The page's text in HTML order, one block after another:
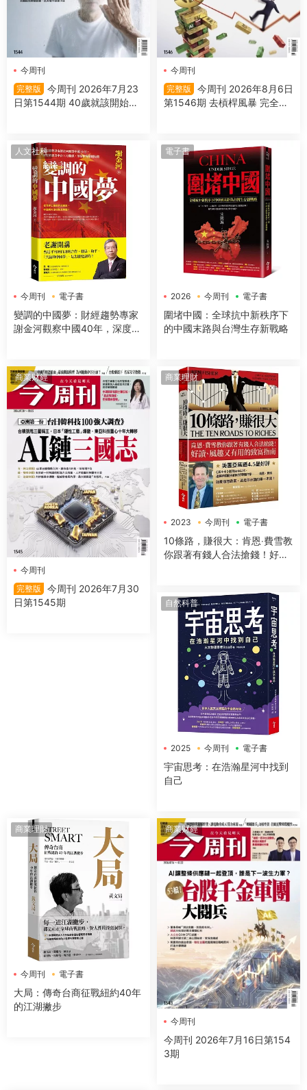
今周刊
完整版
今周刊 2026年7月23
日第1544期 40歲就該開始的
今周刊
完整版
今周刊 2026年8月6日
第1546期 去槓桿風暴 完全拆
人文社科
今周刊 電子書
變調的中國夢：財經趨勢專家
謝金河觀察中國40年，深度解
電子書
2026 今周刊 電子書
圍堵中國：全球抗中新秩序下
的中國末路與台灣生存新戰略
商業财經
今周刊
完整版
今周刊 2026年7月30
日第1545期
商業理財
2023 今周刊 電子書
10條路，賺很大：肯恩‧費雪教
你跟著有錢人合法搶錢！好
自然科普
2025 今周刊 電子書
宇宙思考：在浩瀚星河中找到
自己
商業理財
今周刊 電子書
大局：傳奇台商征戰紐約40年
的江湖撇步
商業财經
今周刊
今周刊 2026年7月16日第154
3期